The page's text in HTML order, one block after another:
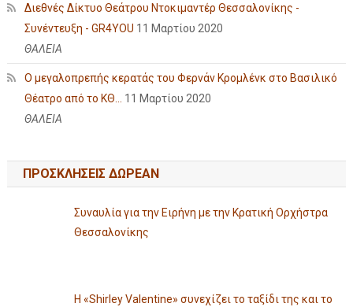
Διεθνές Δίκτυο Θεάτρου Ντοκιμαντέρ Θεσσαλονίκης -
Συνέντευξη - GR4YOU 11 Μαρτίου 2020
ΘΑΛΕΙΑ
Ο μεγαλοπρεπής κερατάς του Φερνάν Κρομλένκ στο Βασιλικό
Θέατρο από το ΚΘ...
11 Μαρτίου 2020
ΘΑΛΕΙΑ
ΠΡΟΣΚΛΗΣΕΙΣ ΔΩΡΕΑΝ
Συναυλία για την Ειρήνη με την Κρατική Ορχήστρα
Θεσσαλονίκης
Η «Shirley Valentine» συνεχίζει το ταξίδι της και το